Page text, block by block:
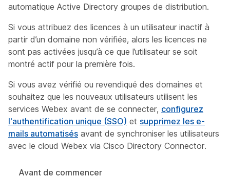
automatique Active Directory groupes de distribution.
Si vous attribuez des licences à un utilisateur inactif à
partir d’un domaine non vérifiée, alors les licences ne
sont pas activées jusqu’à ce que l’utilisateur se soit
montré actif pour la première fois.
Si vous avez vérifié ou revendiqué des domaines et
souhaitez que les nouveaux utilisateurs utilisent les
services Webex avant de se connecter, configurez
l'authentification unique (SSO) et supprimez les e-
mails automatisés avant de synchroniser les utilisateurs
avec le cloud Webex via Cisco Directory Connector.
Avant de commencer